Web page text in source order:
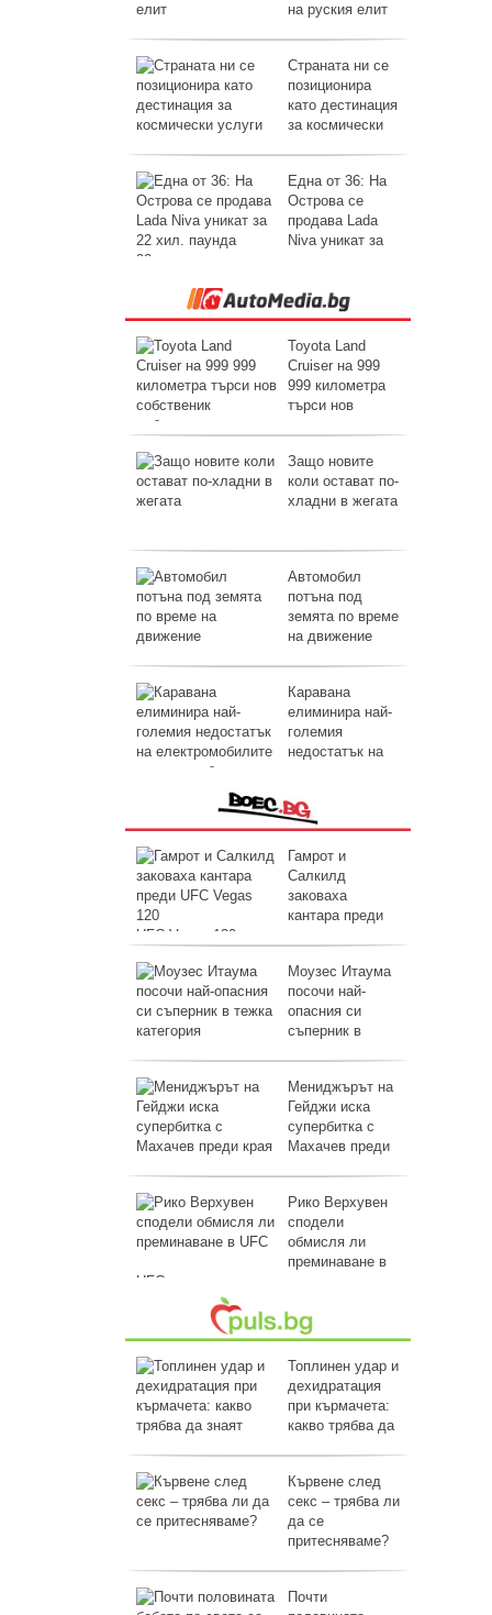
на руския елит
Страната ни се
позиционира
като дестинация
за космически
Една от 36: На
Острова се
продава Lada
Niva уникат за
22 хил. паунда
Toyota Land
Cruiser на 999
999 километра
търси нов
собственик
Защо новите
коли остават по-
хладни в жегата
Автомобил
потъна под
земята по време
на движение
Каравана
елиминира най-
големия
недостатък на
електромобилите
Гамрот и
Салкилд
заковаха
кантара преди
UFC Vegas 120
Моузес Итаума
посочи най-
опасния си
съперник в
Мениджърът на
Гейджи иска
супербитка с
Махачев преди
Рико Верхувен
сподели
обмисля ли
преминаване в
UFC
Топлинен удар и
дехидратация
при кърмачета:
какво трябва да
Кървене след
секс – трябва ли
да се
притесняваме?
Почти